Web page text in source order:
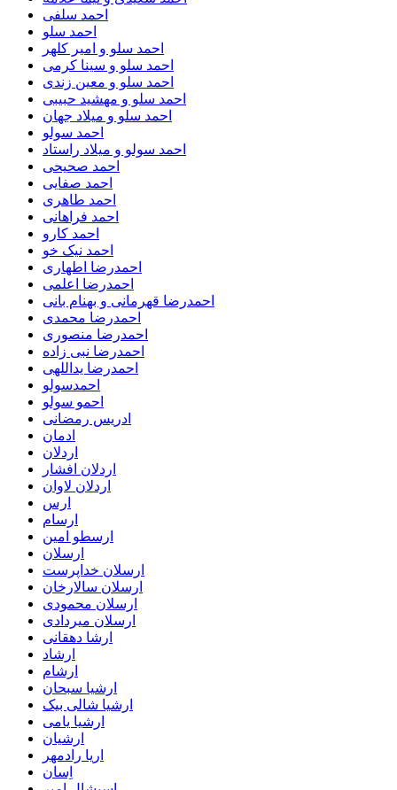
احمد سلفی
احمد سلو
احمد سلو و امیر کلهر
احمد سلو و سینا کرمی
احمد سلو و معین زندی
احمد سلو و مهشید حبیبی
احمد سلو و میلاد جهان
احمد سولو
احمد سولو و میلاد راستاد
احمد صحیحی
احمد صفایی
احمد طاهری
احمد فراهانی
احمد کارو
احمد نیک خو
احمدرضا اطهاری
احمدرضا اعلمی
احمدرضا قهرمانی و بهنام بانی
احمدرضا محمدی
احمدرضا منصوری
احمدرضا نبی زاده
احمدرضا یداللهی
احمدسولو
احمو سولو
ادریس رمضانی
ادمان
اردلان
اردلان افشار
اردلان لاوان
ارس
ارسام
ارسطو امین
ارسلان
ارسلان خداپرست
ارسلان سالارخان
ارسلان محمودی
ارسلان میردادی
ارشا دهقانی
ارشاد
ارشام
ارشیا سبحان
ارشیا شالی بیک
ارشیا یامی
ارشیان
اریا رادمهر
اِسان